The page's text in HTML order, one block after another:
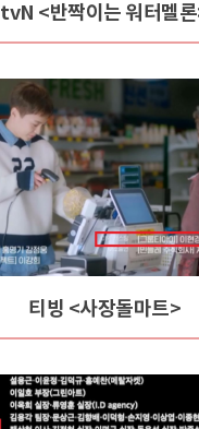
tvN <반짝이는 워터멜
티빙 <사장돌마트>